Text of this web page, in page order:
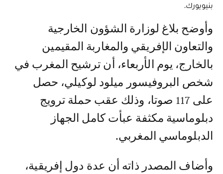
بنيويورك.
وأوضح بلاغ لوزارة الشؤون الخارجية
والتعاون الإفريقي والمغاربة المقيمين
بالخارج، يوم الأربعاء، أن ترشيح المغرب في
شخص البروفيسور ميلود لوكيلي، حصل
على 117 صوتا، وذلك عقب حملة ترويج
دبلوماسية مكثفة عبأت كامل الجهاز
الدبلوماسي المغربي.
وأضاف المصدر ذاته أن عدة دول إفريقية،